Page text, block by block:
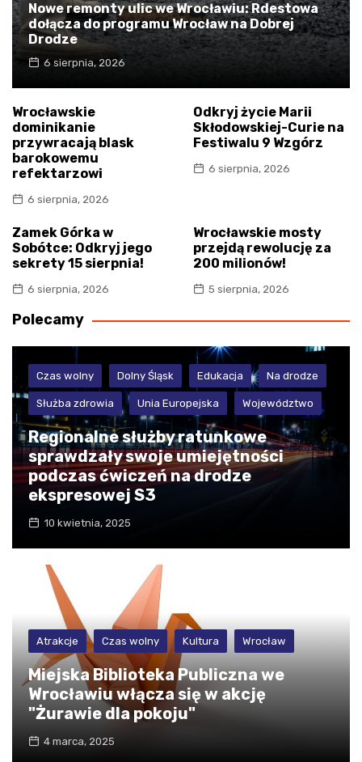
Nowe remonty ulic we Wrocławiu: Rdestowa
dołącza do programu Wrocław na Dobrej
Drodze
6 sierpnia, 2026
Wrocławskie
dominikanie
przywracają blask
barokowemu
refektarzowi
6 sierpnia, 2026
Odkryj życie Marii
Skłodowskiej-Curie na
Festiwalu 9 Wzgórz
6 sierpnia, 2026
Zamek Górka w
Sobótce: Odkryj jego
sekrety 15 sierpnia!
6 sierpnia, 2026
Wrocławskie mosty
przejdą rewolucję za
200 milionów!
5 sierpnia, 2026
Polecamy
Czas wolny Dolny Śląsk Edukacja Na drodze
Służba zdrowia Unia Europejska Województwo
Regionalne służby ratunkowe
sprawdzały swoje umiejętności
podczas ćwiczeń na drodze
ekspresowej S3
10 kwietnia, 2025
Atrakcje Czas wolny Kultura Wrocław
Miejska Biblioteka Publiczna we
Wrocławiu włącza się w akcję
"Żurawie dla pokoju"
4 marca, 2025